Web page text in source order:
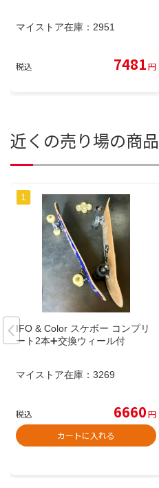
マイストア在庫： 2951
税込 7481円
近くの売り場の商品
IFO & Color スケボー コンプリ
ート2本➕交換ウィール付
マイストア在庫： 3269
税込 6660円
カートに入れる